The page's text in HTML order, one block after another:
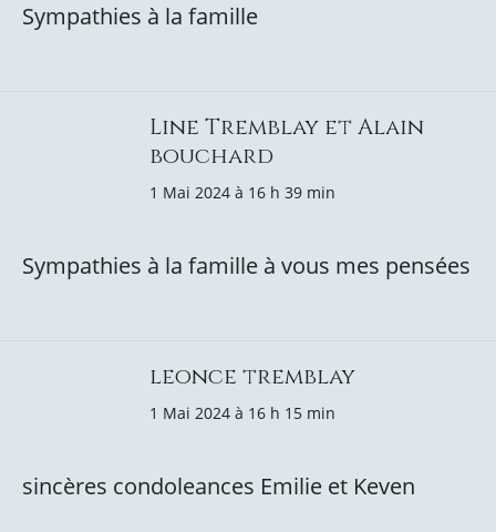
Sympathies à la famille
Line Tremblay et Alain
bouchard
1 Mai 2024 à 16 h 39 min
Sympathies à la famille à vous mes pensées
leonce tremblay
1 Mai 2024 à 16 h 15 min
sincères condoleances Emilie et Keven